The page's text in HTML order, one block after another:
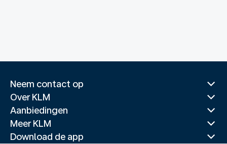
Neem contact op
Over KLM
Aanbiedingen
Meer KLM
Download de app